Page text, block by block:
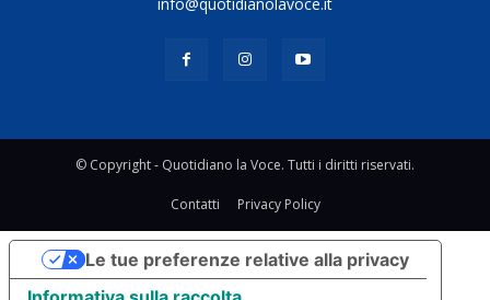
© Copyright - Quotidiano la Voce. Tutti i diritti riservati.
Contatti Privacy Policy
Le tue preferenze relative alla privacy